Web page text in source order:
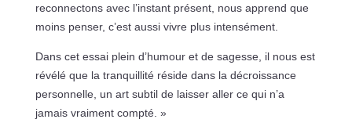
reconnectons avec l’instant présent, nous apprend que
moins penser, c’est aussi vivre plus intensément.
Dans cet essai plein d’humour et de sagesse, il nous est
révélé que la tranquillité réside dans la décroissance
personnelle, un art subtil de laisser aller ce qui n’a
jamais vraiment compté. »